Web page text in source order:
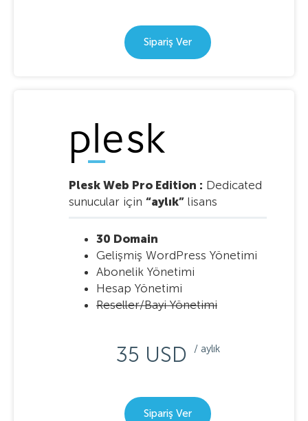
Sipariş Ver
Plesk Web Pro Edition : Dedicated
sunucular için “aylık” lisans
30 Domain
Gelişmiş WordPress Yönetimi
Abonelik Yönetimi
Hesap Yönetimi
Reseller/Bayi Yönetimi
35 USD / aylık
Sipariş Ver